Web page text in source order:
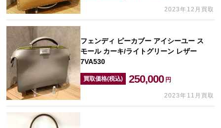
2023年12月買取
フェンディ ピーカブー アイシーユー ス
モール カーキ/ライトグリーン レザー
7VA530
買取価格(税込) 250,000 円
2023年11月買取